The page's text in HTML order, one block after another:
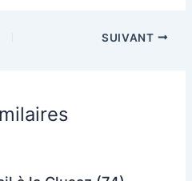
SUIVANT